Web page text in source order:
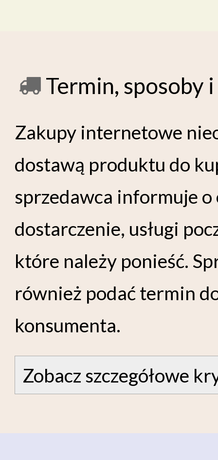
Termin, sposoby
Zakupy internetowe
dostawą produktu do
sprzedawca informuje
dostarczenie, usługi
które należy ponieść.
również podać termin
konsumenta.
Zobacz szczegółowe